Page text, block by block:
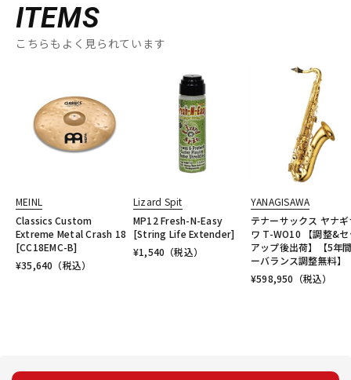
ITEMS
こちらもよく見られています
MEINL
Classics Custom
Extreme Metal Crash 18
[CC18EMC-B]
¥35,640 （税込）
Lizard Spit
MP12 Fresh-N-Easy
[String Life Extender]
¥1,540 （税込）
YANAGISAWA
テナーサックス ヤナ
ワ T-WO10 【調整&
アップ後出荷】【5年
ーバランス調整無料】
¥598,950 （税込）